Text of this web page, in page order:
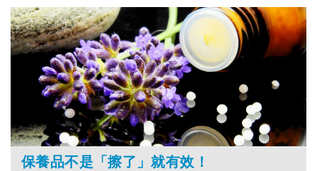
保養品不是「擦了」就有效！